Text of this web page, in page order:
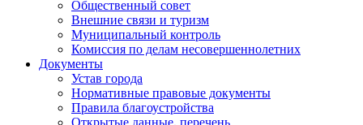
Общественный совет
Внешние связи и туризм
Муниципальный контроль
Комиссия по делам несовершеннолетних
Документы
Устав города
Нормативные правовые документы
Правила благоустройства
Открытые данные, перечень